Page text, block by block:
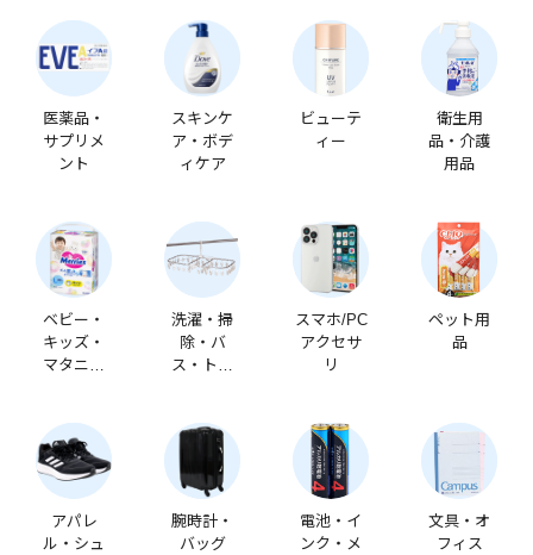
医薬品・
サプリメ
ント
スキンケ
ア・ボデ
ィケア
ビューテ
ィー
衛生用
品・介護
用品
ベビー・
キッズ・
マタニテ
洗濯・掃
除・バ
ス・トイ
スマホ/PC
アクセサ
リ
ペット用
品
アパレ
ル・シュ
腕時計・
バッグ
電池・イ
ンク・メ
文具・オ
フィス